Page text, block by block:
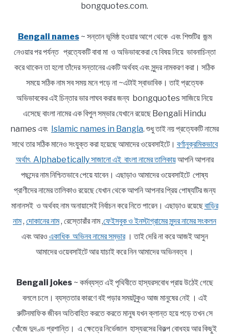
bongquotes.com.
Bengali names~ সন্তান ভূমিষ্ঠ হওয়ার আগে থেকে এবং শিশুটির জন্ম
নেওয়ার পর পর্যন্ত প্রত্যেকটি বাবা মা ও অভিভাবকেরা যে বিষয় নিয়ে ভাবনাচিন্তা
করে থাকেন তা হলো তাঁদের সন্তানের একটি অর্থবহ এবং সুন্দর নামকরণ করা। সঠিক
সময়ে সঠিক নাম সব সময় মনে পড়ে না ~এটাই স্বাভাবিক। তাই প্রত্যেক
অভিভাবকের এই চিন্তার ভার লাঘব করার জন্য bongquotes সাজিয়ে নিয়ে
এসেছে বাংলা নামের এক বিপুল সম্ভার যেখানে রয়েছে Bengali Hindu
names এবং Islamic names in Bangla. শুধু তাই নয় প্রত্যেকটি নামের
সাথে তার সঠিক মানেও সংযুক্ত করা হয়েছে আমাদের ওয়েবসাইটে। বর্ণানুক্রমিকভাবে
অর্থাৎ Alphabetically সাজানো এই বাংলা নামের তালিকায়আপনি আপনার
পছন্দের নাম নিশ্চিতভাবে পেয়ে যাবেন। এছাড়াও আমাদের ওয়েবসাইটে পোষ্য
প্রাণীদের নামের তালিকাও রয়েছে যেখান থেকে আপনি আপনার প্রিয় পোষ্যটির জন্য
মানানসই ও অর্থবহ নাম অনায়াসেই নির্বাচন করে নিতে পারেন। এছাড়াও রয়েছেবাড়ির
নাম, দোকানের নাম, রেস্তোরাঁর নাম ,ফেইসবুক ও ইনস্টাগ্রামের সুন্দর নামের সংকলন
এবং আরও একাধিক অভিনব নামের সম্ভার। তাই দেরি না করে আজই আসুন
আমাদের ওয়েবসাইটে আর যাচাই করে নিন আমাদের অভিনবত্ব ।
Bengali jokes~ কর্মব্যস্ত এই পৃথিবীতে হাস্যরসবোধ প্রায় উঠেই গেছে
বললে চলে। ব্যস্ততার কারণে বই পড়ার সময়টুকুও আজ মানুষের নেই । এই
রুটিনমাফিক জীবন অতিবাহিত করতে করতে মানুষ যখন ক্লান্ত হয়ে পড়ে তখন সে
খোঁজে দুদণ্ড প্রশান্তি। এ ক্ষেত্রে নির্ভেজাল হাস্যরসের বিকল্প বোধহয় আর কিছুই